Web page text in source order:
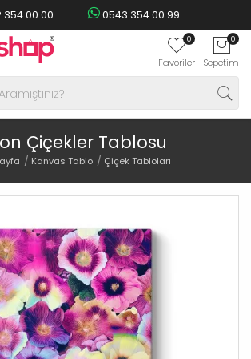
354 00 00 0543 354 00 99
0
Favoriler
0
Sepetim
Çiçekler Tablosu
Kanvas Tablo Çiçek Tabloları